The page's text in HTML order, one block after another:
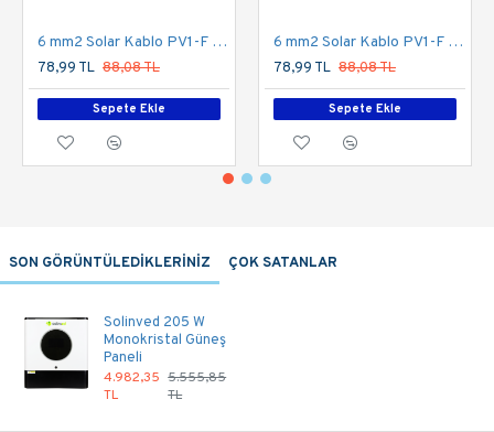
6 mm2 Solar Kablo PV1-F Kırmızı
78,99 TL 88,08 TL
Sepete Ekle
6 mm2 Solar Kablo PV1-F Siyah
78,99 TL 88,08 TL
Sepete Ekle
SON GÖRÜNTÜLEDİKLERİNİZ ÇOK SATANLAR
Solinved 205 W
Monokristal Güneş
Paneli
4.982,35
TL
5.555,85
TL